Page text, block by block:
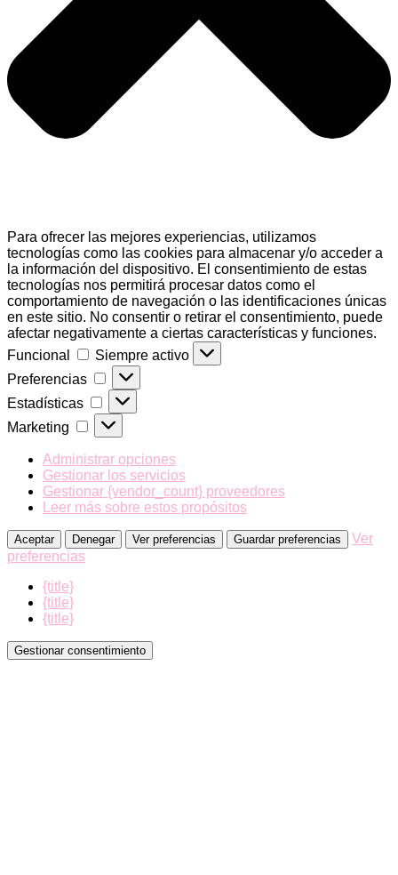
Para ofrecer las mejores experiencias, utilizamos
tecnologías como las cookies para almacenar y/o acceder a
la información del dispositivo. El consentimiento de estas
tecnologías nos permitirá procesar datos como el
comportamiento de navegación o las identificaciones únicas
en este sitio. No consentir o retirar el consentimiento, puede
afectar negativamente a ciertas características y funciones.
Funcional
Funcional
Siempre activo
Preferencias
Preferencias
Estadísticas Estadísticas
Marketing Marketing
Administrar opciones
Gestionar los servicios
Gestionar {vendor_count} proveedores
Leer más sobre estos propósitos
Aceptar Denegar Ver preferencias Guardar preferencias
Ver
preferencias
{title}
{title}
{title}
Gestionar consentimiento